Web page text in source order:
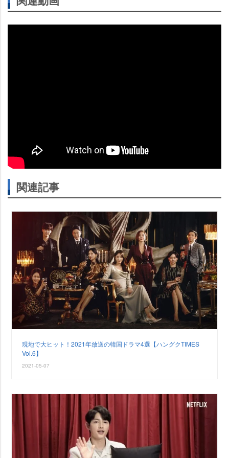
関連記事
現地で大ヒット！2021年放送の韓国ドラマ4選【ハングクTIMES
Vol.6】
2021-05-07